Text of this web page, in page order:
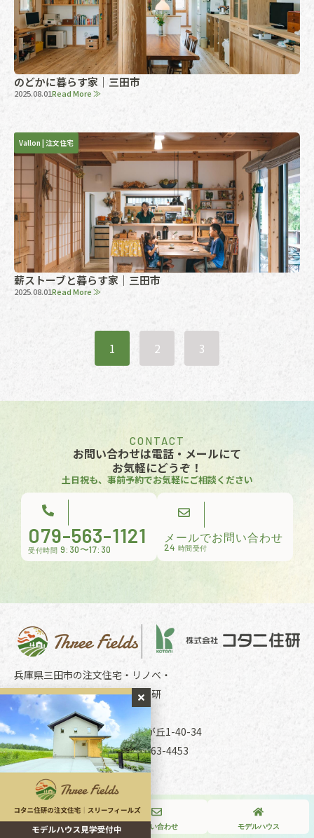
079-563-1121 お問い合わせ モデルハウス
のどかに暮らす家｜三田市
2025.08.01Read More ≫
Vallon | 注文住宅
薪ストーブと暮らす家｜三田市
2025.08.01Read More ≫
1 2 3
CONTACT
お問い合わせは電話・メールにて
お気軽にどうぞ！
土日祝も、事前予約でお気軽にご相談ください
079-563-1121
受付時間 9:30〜17:30
メールでお問い合わせ
24 時間受付
兵庫県三田市の注文住宅・リノベ・
リフォームのことならコタニ住研
〒669-1535 兵庫県三田市南が丘1-40-34
TEL079-563-1121 FAX079-563-4453
Copyright © KOTANI JYUKEN All Rights Reserved.